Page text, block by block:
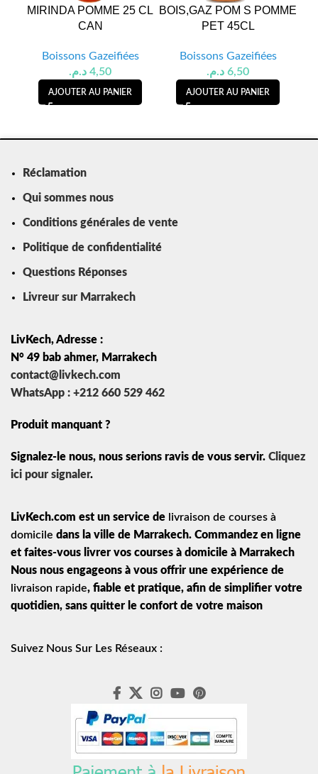
MIRINDA POMME 25 CL
CAN
Boissons Gazeifiées
4,50 د.م.
AJOUTER AU PANIER
BOIS,GAZ POM S POMME
PET 45CL
Boissons Gazeifiées
6,50 د.م.
AJOUTER AU PANIER
Réclamation
Qui sommes nous
Conditions générales de vente
Politique de confidentialité
Questions Réponses
Livreur sur Marrakech
LivKech, Adresse :
N° 49 bab ahmer, Marrakech
contact@livkech.com
WhatsApp : +212 660 529 462
Produit manquant ?
Signalez-le nous, nous serions ravis de vous servir. Cliquez
ici pour signaler.
LivKech.com est un service de livraison de courses à
domicile dans la ville de Marrakech. Commandez en ligne
et faites-vous livrer vos courses à domicile à Marrakech
Nous nous engageons à vous offrir une expérience de
livraison rapide, fiable et pratique, afin de simplifier votre
quotidien, sans quitter le confort de votre maison
Suivez Nous Sur Les Réseaux :